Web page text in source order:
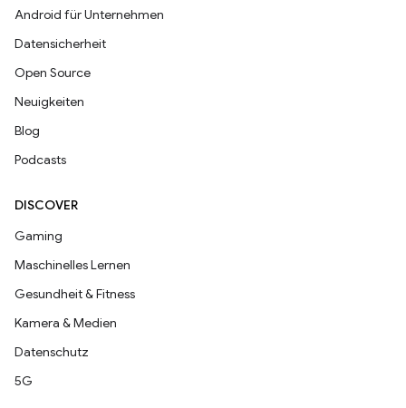
Android für Unternehmen
Datensicherheit
Open Source
Neuigkeiten
Blog
Podcasts
DISCOVER
Gaming
Maschinelles Lernen
Gesundheit & Fitness
Kamera & Medien
Datenschutz
5G